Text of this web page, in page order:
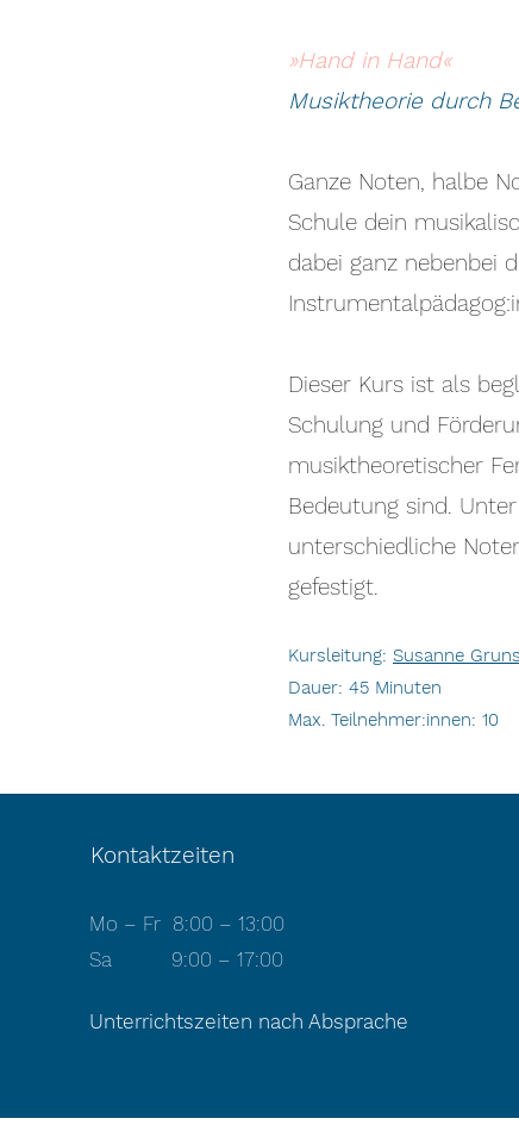
»Hand in Hand«
Musiktheorie durch
Ganze Noten, halbe
Schule dein
dabei ganz nebenbei
Dieser Kurs ist als
Schulung und
musiktheoretischer
Bedeutung sind.
unterschiedliche
gefestigt.
Kursleitung: Susanne
Dauer: 45 Minuten
Max. Teilnehmer:innen: 10
Kontaktzeiten
Mo – Fr 8:00 – 13:00
Sa 9:00 – 17:00
Unterrichtszeiten nach Absprache